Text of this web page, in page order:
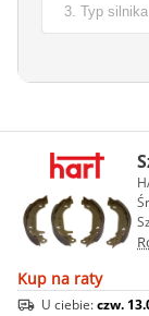
Kup na raty
U ciebie:czw.